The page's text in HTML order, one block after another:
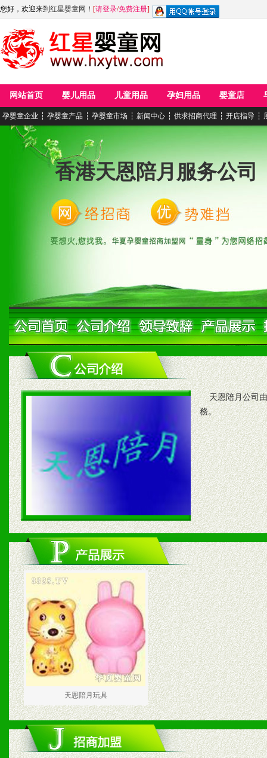
您好，欢迎来到 红星婴童网 ！ [请登录/免费注册]
网站首页 婴儿用品 儿童用品 孕妇用品 婴童店
孕婴童企业 ┆ 孕婴童产品 ┆ 孕婴童市场 ┆ 新闻中心 ┆ 供求招商代理 ┆ 开店指导 ┆
香港天恩陪月服务公司
天恩陪月公司由
務。
天恩陪月玩具